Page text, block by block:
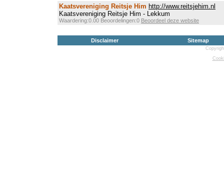
Kaatsvereniging Reitsje Him http://www.reitsjehim.nl
Kaatsvereniging Reitsje Him - Lekkum
Waardering:0.00 Beoordelingen:0 Beoordeel deze website
Disclaimer Sitemap